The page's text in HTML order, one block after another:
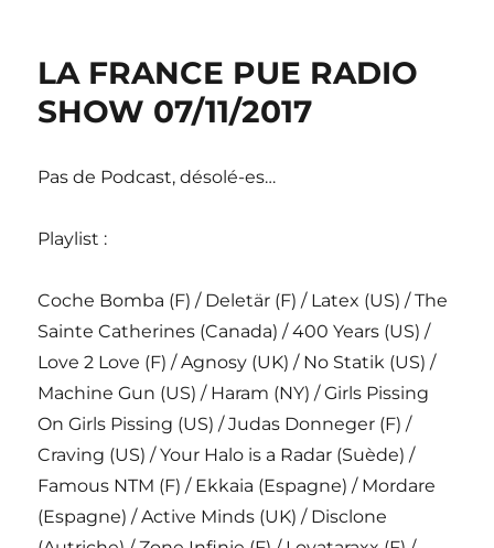
LA FRANCE PUE RADIO
SHOW 07/11/2017
Pas de Podcast, désolé-es…
Playlist :
Coche Bomba (F) / Deletär (F) / Latex (US) / The
Sainte Catherines (Canada) / 400 Years (US) /
Love 2 Love (F) / Agnosy (UK) / No Statik (US) /
Machine Gun (US) / Haram (NY) / Girls Pissing
On Girls Pissing (US) / Judas Donneger (F) /
Craving (US) / Your Halo is a Radar (Suède) /
Famous NTM (F) / Ekkaia (Espagne) / Mordare
(Espagne) / Active Minds (UK) / Disclone